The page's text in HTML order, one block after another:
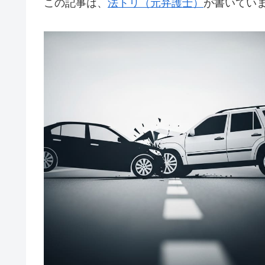
この記事は、 法トリ（元弁護士） が書いてい